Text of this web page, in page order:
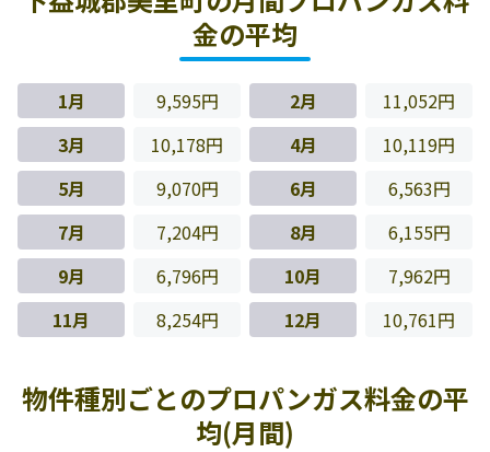
金の平均
1月 9,595円 2月
11,052円
3月
10,178円 4月
10,119円
5月
9,070円 6月
6,563円
7月
7,204円 8月
6,155円
9月
6,796円 10月
7,962円
11月
8,254円 12月 10,761円
物件種別ごとのプロパンガス料金の平
均(月間)